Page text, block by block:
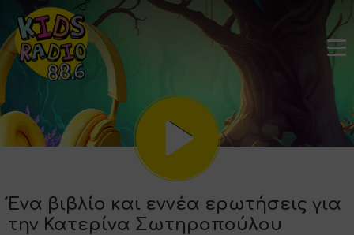
Ένα βιβλίο και εννέα ερωτήσεις για
την Κατερίνα Σωτηροπούλου